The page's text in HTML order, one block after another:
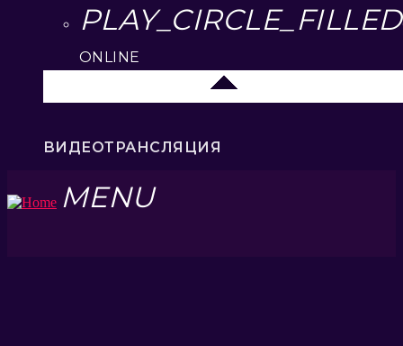
PLAY_CIRCLE_FILLED
ONLINE
ВИДЕОТРАНСЛЯЦИЯ
MENU